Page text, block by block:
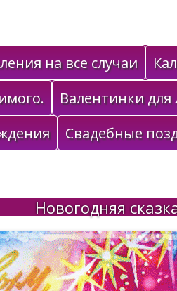
на все случаи
Валентинки
Свадебные
Новогодняя